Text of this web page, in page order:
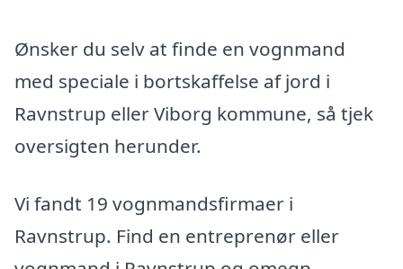
Ønsker du selv at finde en vognmand
med speciale i bortskaffelse af jord i
Ravnstrup eller Viborg kommune, så tjek
oversigten herunder.
Vi fandt 19 vognmandsfirmaer i
Ravnstrup. Find en entreprenør eller